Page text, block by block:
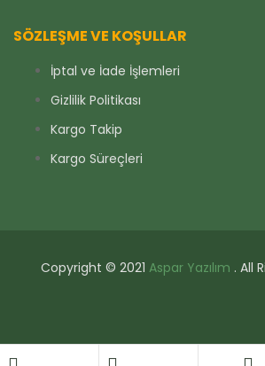
SÖZLEŞME VE KOŞULLAR
İptal ve İade İşlemleri
Gizlilik Politikası
Kargo Takip
Kargo Süreçleri
Copyright © 2021 Aspar Yazılım . All